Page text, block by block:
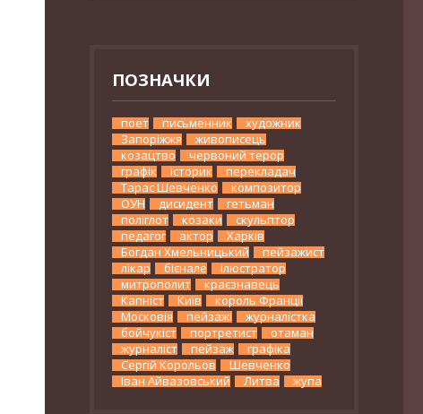
ПОЗНАЧКИ
поет письменник
художник
Запоріжжя
живописець
козацтво
червоний терор
графік
історик
перекладач
Тарас Шевченко
композитор
ОУН
дисидент
гетьман
поліглот
козаки
скульптор
педагог
актор
Харків
Богдан Хмельницький
пейзажист
лікар
бієнале
ілюстратор
митрополит
краєзнавець
Капніст
Київ
король Франції
Московія
пейзажі
журналістка
бойчукіст
портретист
отаман
журналіст
пейзаж
графіка
Сергій Корольов
Шевченко
Іван Айвазовський
Литва жупа